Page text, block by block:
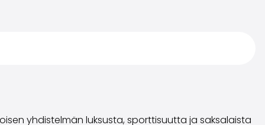
yhdistelmän luksusta, sporttisuutta ja saksalaista